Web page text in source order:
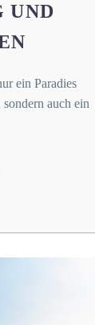
UND
ein Paradies
auch ein